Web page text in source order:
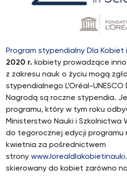
Program stypendialny Dla Kobiet
2020 r. kobiety prowadzące
z zakresu nauk o życiu mogą
stypendialnego L’Oréal-UNESCO
Nagrodą są roczne stypendia.
programu, który w tym roku
Ministerstwo Nauki i Szkolnictwa
do tegorocznej edycji programu
kwietnia za pośrednictwem
strony
skierowany do kobiet zarówno